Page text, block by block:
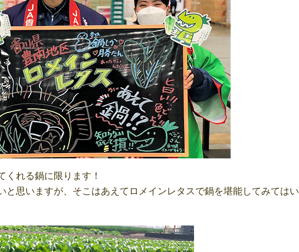
れる鍋に限ります！
と思いますが、そこはあえてロメインレタスで鍋を堪能してみてはい